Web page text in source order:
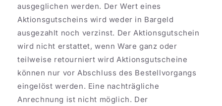
ausgeglichen werden. Der Wert eines
Aktionsgutscheins wird weder in Bargeld
ausgezahlt noch verzinst. Der Aktionsgutschein
wird nicht erstattet, wenn Ware ganz oder
teilweise retourniert wird Aktionsgutscheine
können nur vor Abschluss des Bestellvorgangs
eingelöst werden. Eine nachträgliche
Anrechnung ist nicht möglich. Der